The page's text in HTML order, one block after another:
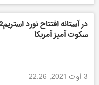
سکوت آمیز آمریکا
3 اوت 2021, 22:26